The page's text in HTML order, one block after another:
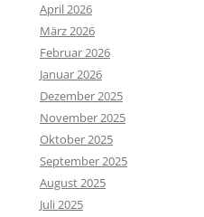
April 2026
März 2026
Februar 2026
Januar 2026
Dezember 2025
November 2025
Oktober 2025
September 2025
August 2025
Juli 2025